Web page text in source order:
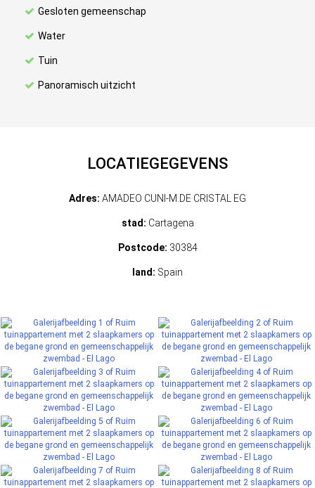
Gesloten gemeenschap
Water
Tuin
Panoramisch uitzicht
LOCATIEGEGEVENS
Adres: AMADEO CUNI-M.DE CRISTAL EG
stad: Cartagena
Postcode: 30384
land: Spain